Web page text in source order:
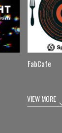
FabCafe
VIEW MORE